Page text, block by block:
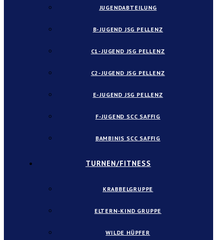
JUGENDABTEILUNG
B-JUGEND JSG PELLENZ
C1-JUGEND JSG PELLENZ
C2-JUGEND JSG PELLENZ
E-JUGEND JSG PELLENZ
F-JUGEND SCC SAFFIG
BAMBINIS SCC SAFFIG
TURNEN/FITNESS
KRABBELGRUPPE
ELTERN-KIND GRUPPE
WILDE HÜPFER